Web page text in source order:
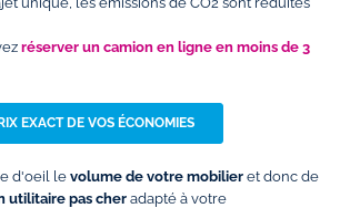
réserver un camion en ligne en moins de 3
EXACT DE VOS ÉCONOMIES
d'oeil le volume de votre mobilier et donc de
utilitaire pas cher adapté à votre